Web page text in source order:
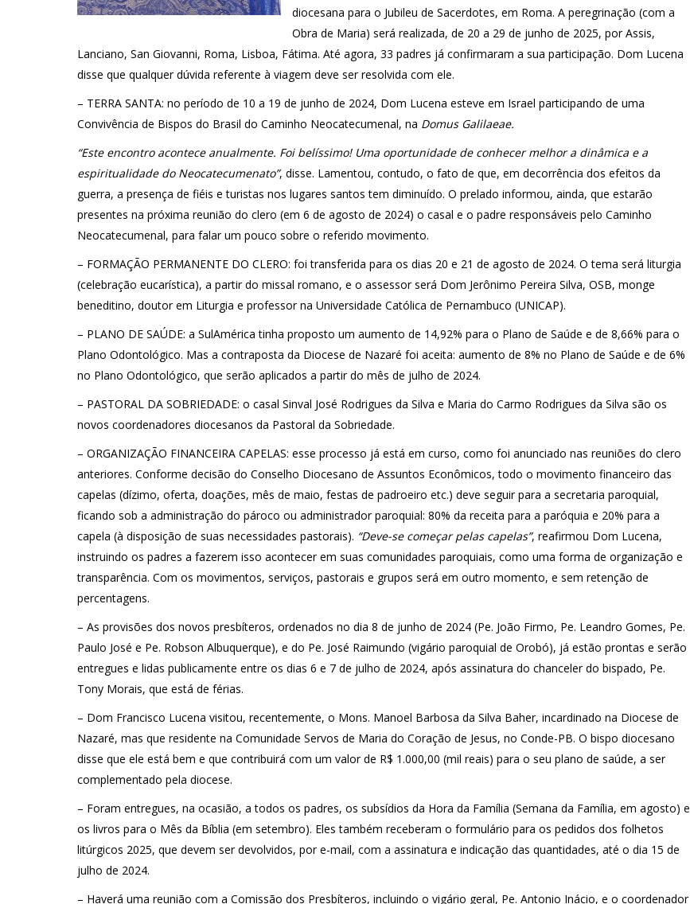
diocesana para o Jubileu de Sacerdotes, em Roma. A peregrinação (com a
Obra de Maria) será realizada, de 20 a 29 de junho de 2025, por Assis,
Lanciano, San Giovanni, Roma, Lisboa, Fátima. Até agora, 33 padres já confirmaram a sua participação. Dom Lucena
disse que qualquer dúvida referente à viagem deve ser resolvida com ele.
– TERRA SANTA: no período de 10 a 19 de junho de 2024, Dom Lucena esteve em Israel participando de uma
Convivência de Bispos do Brasil do Caminho Neocatecumenal, na Domus Galilaeae.
“Este encontro acontece anualmente. Foi belíssimo! Uma oportunidade de conhecer melhor a dinâmica e a
espiritualidade do Neocatecumenato”, disse. Lamentou, contudo, o fato de que, em decorrência dos efeitos da
guerra, a presença de fiéis e turistas nos lugares santos tem diminuído. O prelado informou, ainda, que estarão
presentes na próxima reunião do clero (em 6 de agosto de 2024) o casal e o padre responsáveis pelo Caminho
Neocatecumenal, para falar um pouco sobre o referido movimento.
– FORMAÇÃO PERMANENTE DO CLERO: foi transferida para os dias 20 e 21 de agosto de 2024. O tema será liturgia
(celebração eucarística), a partir do missal romano, e o assessor será Dom Jerônimo Pereira Silva, OSB, monge
beneditino, doutor em Liturgia e professor na Universidade Católica de Pernambuco (UNICAP).
– PLANO DE SAÚDE: a SulAmérica tinha proposto um aumento de 14,92% para o Plano de Saúde e de 8,66% para o
Plano Odontológico. Mas a contraposta da Diocese de Nazaré foi aceita: aumento de 8% no Plano de Saúde e de 6%
no Plano Odontológico, que serão aplicados a partir do mês de julho de 2024.
– PASTORAL DA SOBRIEDADE: o casal Sinval José Rodrigues da Silva e Maria do Carmo Rodrigues da Silva são os
novos coordenadores diocesanos da Pastoral da Sobriedade.
– ORGANIZAÇÃO FINANCEIRA CAPELAS: esse processo já está em curso, como foi anunciado nas reuniões do clero
anteriores. Conforme decisão do Conselho Diocesano de Assuntos Econômicos, todo o movimento financeiro das
capelas (dízimo, oferta, doações, mês de maio, festas de padroeiro etc.) deve seguir para a secretaria paroquial,
ficando sob a administração do pároco ou administrador paroquial: 80% da receita para a paróquia e 20% para a
capela (à disposição de suas necessidades pastorais). “Deve-se começar pelas capelas”, reafirmou Dom Lucena,
instruindo os padres a fazerem isso acontecer em suas comunidades paroquiais, como uma forma de organização e
transparência. Com os movimentos, serviços, pastorais e grupos será em outro momento, e sem retenção de
percentagens.
– As provisões dos novos presbíteros, ordenados no dia 8 de junho de 2024 (Pe. João Firmo, Pe. Leandro Gomes, Pe.
Paulo José e Pe. Robson Albuquerque), e do Pe. José Raimundo (vigário paroquial de Orobó), já estão prontas e serão
entregues e lidas publicamente entre os dias 6 e 7 de julho de 2024, após assinatura do chanceler do bispado, Pe.
Tony Morais, que está de férias.
– Dom Francisco Lucena visitou, recentemente, o Mons. Manoel Barbosa da Silva Baher, incardinado na Diocese de
Nazaré, mas que residente na Comunidade Servos de Maria do Coração de Jesus, no Conde-PB. O bispo diocesano
disse que ele está bem e que contribuirá com um valor de R$ 1.000,00 (mil reais) para o seu plano de saúde, a ser
complementado pela diocese.
– Foram entregues, na ocasião, a todos os padres, os subsídios da Hora da Família (Semana da Família, em agosto) e
os livros para o Mês da Bíblia (em setembro). Eles também receberam o formulário para os pedidos dos folhetos
litúrgicos 2025, que devem ser devolvidos, por e-mail, com a assinatura e indicação das quantidades, até o dia 15 de
julho de 2024.
– Haverá uma reunião com a Comissão dos Presbíteros, incluindo o vigário geral, Pe. Antonio Inácio, e o coordenador